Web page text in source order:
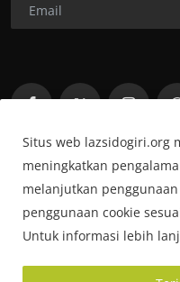
Situs web lazsidogiri.org
meningkatkan
melanjutkan
penggunaan cookie
Untuk informasi lebih